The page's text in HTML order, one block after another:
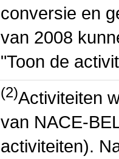
conversie en
van 2008
"Toon de
(2)Activiteiten
van NACE-
activiteiten).